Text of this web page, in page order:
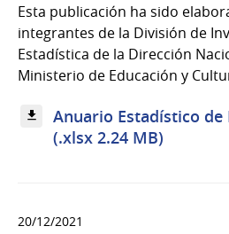
Esta publicación ha sido
integrantes de la División de
Estadística de la Dirección
Ministerio de Educación y
Anuario Estadístico de
(.xlsx 2.24 MB)
20/12/2021